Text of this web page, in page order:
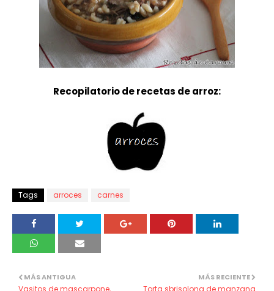
Recopilatorio de recetas de arroz:
Tags arroces carnes
MÁS RECIENTE
Torta sbrisolona de manzana
MÁS ANTIGUA
Vasitos de mascarpone,